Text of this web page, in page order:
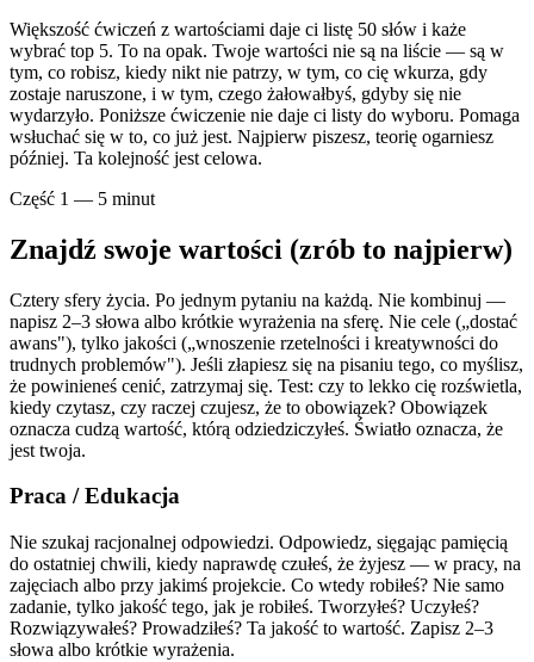
Większość ćwiczeń z wartościami daje ci listę 50 słów i każe
wybrać top 5. To na opak. Twoje wartości nie są na liście — są w
tym, co robisz, kiedy nikt nie patrzy, w tym, co cię wkurza, gdy
zostaje naruszone, i w tym, czego żałowałbyś, gdyby się nie
wydarzyło. Poniższe ćwiczenie nie daje ci listy do wyboru. Pomaga
wsłuchać się w to, co już jest. Najpierw piszesz, teorię ogarniesz
później. Ta kolejność jest celowa.
Część 1 — 5 minut
Znajdź swoje wartości (zrób to najpierw)
Cztery sfery życia. Po jednym pytaniu na każdą. Nie kombinuj —
napisz 2–3 słowa albo krótkie wyrażenia na sferę. Nie cele („dostać
awans"), tylko jakości („wnoszenie rzetelności i kreatywności do
trudnych problemów"). Jeśli złapiesz się na pisaniu tego, co myślisz,
że powinieneś cenić, zatrzymaj się. Test: czy to lekko cię rozświetla,
kiedy czytasz, czy raczej czujesz, że to obowiązek? Obowiązek
oznacza cudzą wartość, którą odziedziczyłeś. Światło oznacza, że
jest twoja.
Praca / Edukacja
Nie szukaj racjonalnej odpowiedzi. Odpowiedz, sięgając pamięcią
do ostatniej chwili, kiedy naprawdę czułeś, że żyjesz — w pracy, na
zajęciach albo przy jakimś projekcie. Co wtedy robiłeś? Nie samo
zadanie, tylko jakość tego, jak je robiłeś. Tworzyłeś? Uczyłeś?
Rozwiązywałeś? Prowadziłeś? Ta jakość to wartość. Zapisz 2–3
słowa albo krótkie wyrażenia.